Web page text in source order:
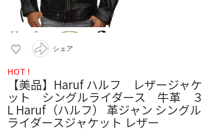
シェア
HOT !
【美品】Haruf ハルフ レザージャケ
ット シングルライダース 牛革 ３
L Haruf（ハルフ） 革ジャン シングル
ライダースジャケット レザー